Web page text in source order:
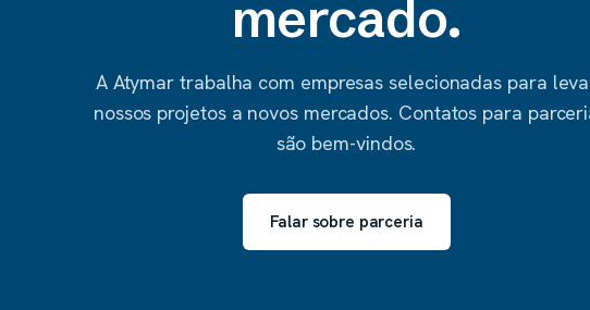
mercado.
A Atymar trabalha com empresas selecionadas para
nossos projetos a novos mercados. Contatos para
são bem-vindos.
Falar sobre parceria